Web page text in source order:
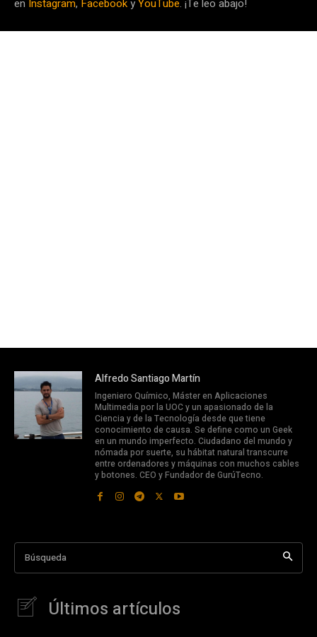
en Instagram, FacebookyYouTube. ¡Te leo abajo!
Alfredo Santiago Martín
Ingeniero Químico, Máster en Aplicaciones
Multimedia por la UOC y un apasionado de la
Ciencia y de la Tecnología desde que tiene
conocimiento de causa. Se define como un Geek
en un mundo imperfecto. Ciudadano del mundo y
nómada por suerte, su hábitat natural transcurre
entre ordenadores y máquinas con muchos cables
y botones. CEO y Fundador de GurúTecno.
Búsqueda
Últimos artículos